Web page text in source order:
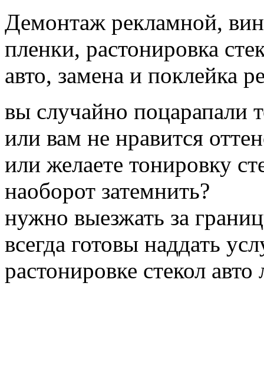
Демонтаж рекламной,
пленки, растонировка
авто, замена и поклейка
вы случайно поцарапали
или вам не нравится
или желаете тонировку
наоборот затемнить?
нужно выезжать за
всегда готовы наддать
растонировке стекол